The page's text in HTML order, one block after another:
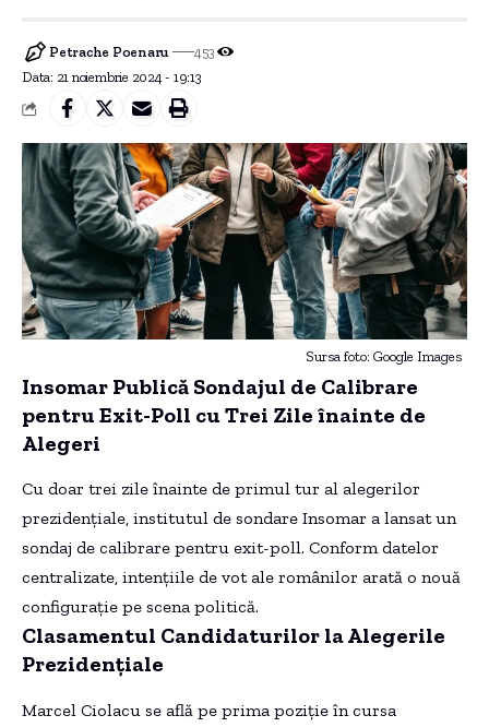
Data: 21 noiembrie 2024 - 19:13
Petrache Poenaru 453
Sursa foto: Google Images
Insomar Publică Sondajul de Calibrare
pentru Exit-Poll cu Trei Zile înainte de
Alegeri
Cu doar trei zile înainte de primul tur al alegerilor
prezidențiale, institutul de sondare Insomar a lansat un
sondaj de calibrare pentru exit-poll. Conform datelor
centralizate, intențiile de vot ale românilor arată o nouă
configurație pe scena politică.
Clasamentul Candidaturilor la Alegerile
Prezidențiale
Marcel Ciolacu se află pe prima poziție în cursa